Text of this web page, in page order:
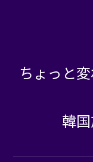
ちょっと
韓